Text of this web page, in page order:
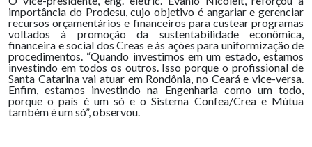
importância do Prodesu, cujo objetivo é angariar e gerenciar
recursos orçamentários e financeiros para custear programas
voltados à promoção da sustentabilidade econômica,
financeira e social dos Creas e às ações para uniformização de
procedimentos. “Quando investimos em um estado, estamos
investindo em todos os outros. Isso porque o profissional de
Santa Catarina vai atuar em Rondônia, no Ceará e vice-versa.
Enfim, estamos investindo na Engenharia como um todo,
porque o país é um só e o Sistema Confea/Crea e Mútua
também é um só”, observou.